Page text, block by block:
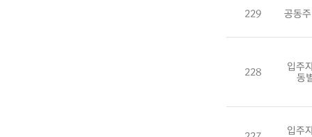
229 공동
228
입주
동
입주